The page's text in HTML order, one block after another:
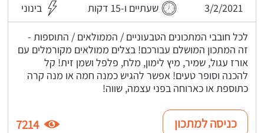
3/2/2021 שעתיים ו-15 דקות בינוני
לכל חובבי המתכונים הטבעוניים / הממולאים / התוספות -
זה המתכון המושלם עבורכם! בצלים ממולאים מקורמלים עם
אורז עגול, שמיר, מיץ לימון, מלח, פלפל ושמן זית! קל
להכנה וסופר טעים! אפשר להגיש כמנה חמה או מנה קרה
כתוספת או כארוחה בפני עצמה, שווה!
כניסה למתכון 7214